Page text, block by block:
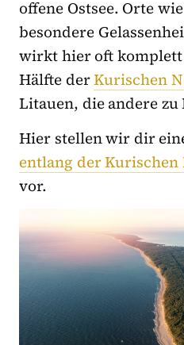
offene Ostsee. Orte
besondere
wirkt hier oft
Hälfte derKurischen
Litauen, die andere zu
Hier stellen wir dir
entlang der Kurischen
vor.